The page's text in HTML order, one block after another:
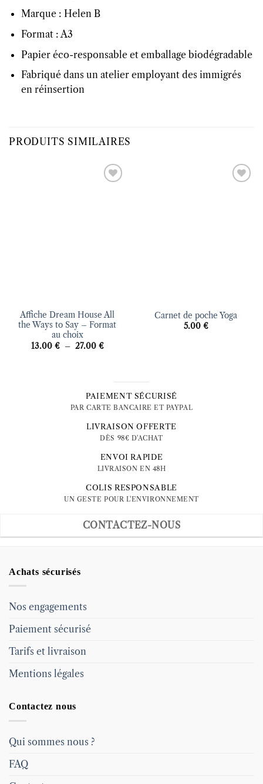
Marque : Helen B
Format : A3
Papier éco-responsable et emballage biodégradable
Fabriqué dans un atelier employant des immigrés
en réinsertion
PRODUITS SIMILAIRES
Affiche Dream House All
the Ways to Say – Format
au choix
13.00 € – 27.00 €Plage
27.00 €
Carnet de poche Yoga
5.00 €
PAIEMENT SÉCURISÉ
PAR CARTE BANCAIRE ET PAYPAL
LIVRAISON OFFERTE
DÈS 98€ D'ACHAT
ENVOI RAPIDE
LIVRAISON EN 48H
COLIS RESPONSABLE
UN GESTE POUR L'ENVIRONNEMENT
CONTACTEZ-NOUS
Achats sécurisés
Nos engagements
Paiement sécurisé
Tarifs et livraison
Mentions légales
Contactez nous
Qui sommes nous ?
FAQ